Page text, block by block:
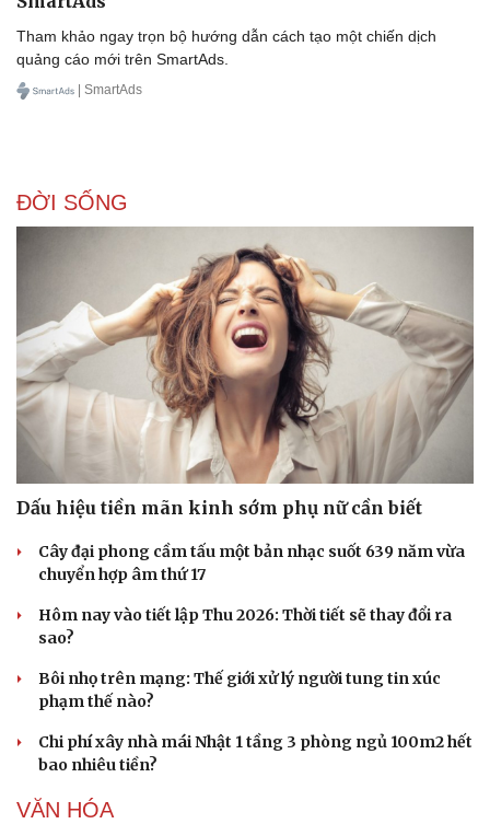
Sản phụ khoa
Nhi khoa
Nam khoa
Làm đẹp - giảm cân
Phòng mạch online
Ăn sạch sống khỏe
Nhà đẹp
Blog
Tình yêu - Gia đình
Tham khảo ngay trọn bộ hướng dẫn cách tạo một chiến dịch
quảng cáo mới trên SmartAds.
| SmartAds
ĐỜI SỐNG
Dấu hiệu tiền mãn kinh sớm phụ nữ cần biết
Cây đại phong cầm tấu một bản nhạc suốt 639 năm vừa
chuyển hợp âm thứ 17
Hôm nay vào tiết lập Thu 2026: Thời tiết sẽ thay đổi ra
sao?
Bôi nhọ trên mạng: Thế giới xử lý người tung tin xúc
phạm thế nào?
Chi phí xây nhà mái Nhật 1 tầng 3 phòng ngủ 100m2 hết
bao nhiêu tiền?
VĂN HÓA